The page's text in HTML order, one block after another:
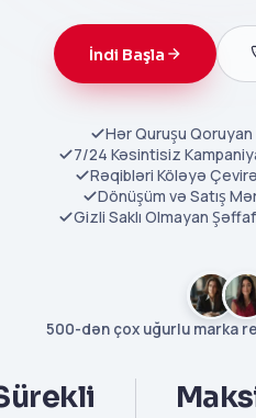
İndi Başla
Hər Quruşu
7/24 Kəsintisiz
Rəqibləri Köləyə
Dönüşüm və Satış
Gizli Saklı Olmayan
500-dən çox uğurlu marka